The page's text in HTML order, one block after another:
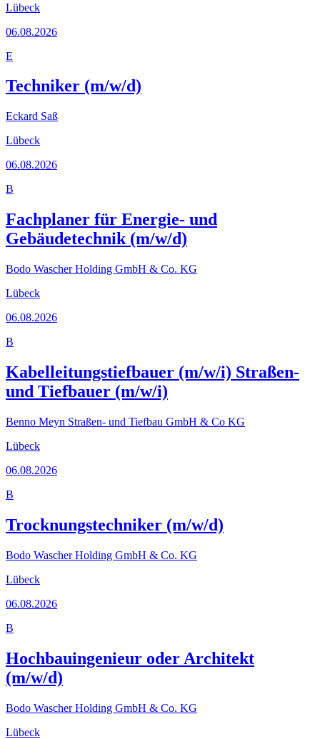
Lübeck
06.08.2026
E
Techniker (m/w/d)
Eckard Saß
Lübeck
06.08.2026
B
Fachplaner für Energie- und
Gebäudetechnik (m/w/d)
Bodo Wascher Holding GmbH & Co. KG
Lübeck
06.08.2026
B
Kabelleitungstiefbauer (m/w/i) Straßen-
und Tiefbauer (m/w/i)
Benno Meyn Straßen- und Tiefbau GmbH & Co KG
Lübeck
06.08.2026
B
Trocknungstechniker (m/w/d)
Bodo Wascher Holding GmbH & Co. KG
Lübeck
06.08.2026
B
Hochbauingenieur oder Architekt
(m/w/d)
Bodo Wascher Holding GmbH & Co. KG
Lübeck